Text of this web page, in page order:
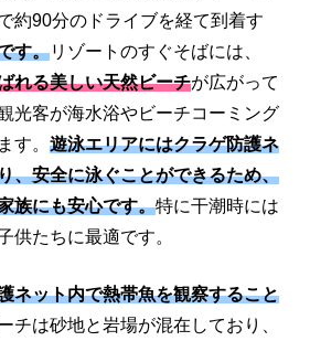
約90分のドライブを経て到着す
す。リゾートのすぐそばには、
れる美しい天然ビーチが広がって
光客が海水浴やビーチコーミング
す。 遊泳エリアにはクラゲ防護ネ
、安全に泳ぐことができるため、
族にも安心です。特に干潮時には
供たちに最適です。
ネット内で熱帯魚を観察すること
チは砂地と岩場が混在しており、